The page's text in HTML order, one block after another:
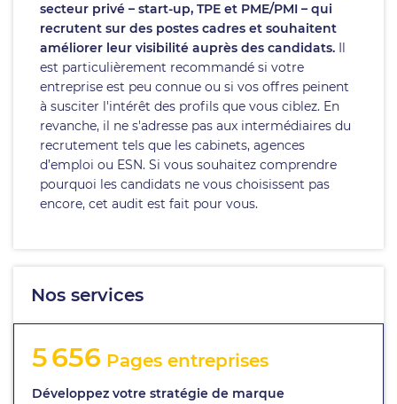
secteur privé – start-up, TPE et PME/PMI – qui
recrutent sur des postes cadres et souhaitent
améliorer leur visibilité auprès des candidats. Il
est particulièrement recommandé si votre
entreprise est peu connue ou si vos offres peinent
à susciter l'intérêt des profils que vous ciblez. En
revanche, il ne s'adresse pas aux intermédiaires du
recrutement tels que les cabinets, agences
d’emploi ou ESN. Si vous souhaitez comprendre
pourquoi les candidats ne vous choisissent pas
encore, cet audit est fait pour vous.
Nos services
5 656 Pages entreprises
Développez votre stratégie de marque